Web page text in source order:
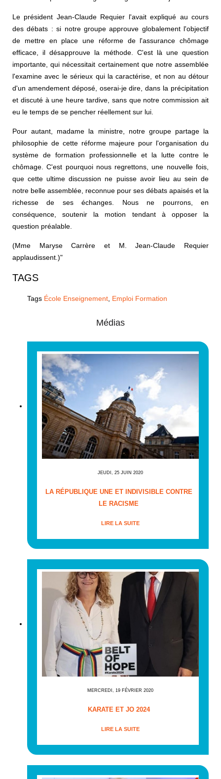
Le président Jean-Claude Requier l'avait expliqué au cours
des débats : si notre groupe approuve globalement l'objectif
de mettre en place une réforme de l'assurance chômage
efficace, il désapprouve la méthode. C'est là une question
importante, qui nécessitait certainement que notre assemblée
l'examine avec le sérieux qui la caractérise, et non au détour
d'un amendement déposé, oserai-je dire, dans la précipitation
et discuté à une heure tardive, sans que notre commission ait
eu le temps de se pencher réellement sur lui.
Pour autant, madame la ministre, notre groupe partage la
philosophie de cette réforme majeure pour l'organisation du
système de formation professionnelle et la lutte contre le
chômage. C'est pourquoi nous regrettons, une nouvelle fois,
que cette ultime discussion ne puisse avoir lieu au sein de
notre belle assemblée, reconnue pour ses débats apaisés et la
richesse de ses échanges. Nous ne pourrons, en
conséquence, soutenir la motion tendant à opposer la
question préalable.
(Mme Maryse Carrère et M. Jean-Claude Requier
applaudissent.)"
TAGS
Tags École Enseignement, Emploi Formation
Médias
JEUDI, 25 JUIN 2020
LA RÉPUBLIQUE UNE ET INDIVISIBLE CONTRE
LE RACISME
LIRE LA SUITE
MERCREDI, 19 FÉVRIER 2020
KARATE ET JO 2024
LIRE LA SUITE